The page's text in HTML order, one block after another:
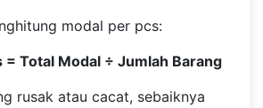
modal per pcs:
= Total Modal ÷ Jumlah Barang
rusak atau cacat, sebaiknya